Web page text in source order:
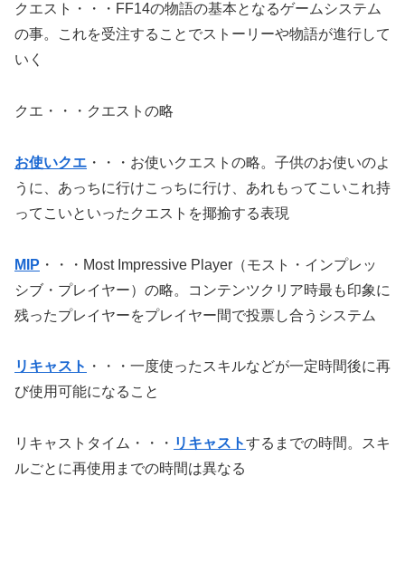
クエスト・・・FF14の物語の基本となるゲームシステム
の事。これを受注することでストーリーや物語が進行して
いく
クエ・・・クエストの略
お使いクエ ・・・お使いクエストの略。子供のお使いのよ
うに、あっちに行けこっちに行け、あれもってこいこれ持
ってこいといったクエストを揶揄する表現
MIP ・・・Most Impressive Player（モスト・インプレッ
シブ・プレイヤー）の略。コンテンツクリア時最も印象に
残ったプレイヤーをプレイヤー間で投票し合うシステム
リキャスト ・・・一度使ったスキルなどが一定時間後に再
び使用可能になること
リキャストタイム・・・ リキャストするまでの時間。スキ
ルごとに再使用までの時間は異なる